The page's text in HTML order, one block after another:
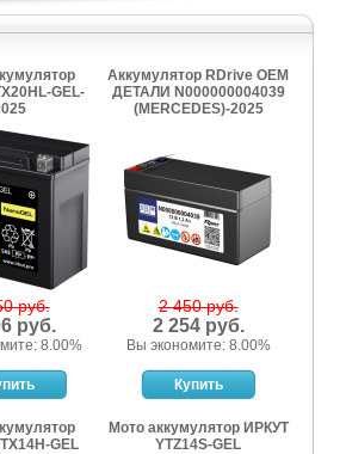
GEL-
руб.
руб.
8.00%
Аккумулятор RDrive OEM
ДЕТАЛИ N000000004039
(MERCEDES)-2025
2 450 руб.
2 254 руб.
Вы экономите: 8.00%
GEL
Мото аккумулятор ИРКУТ
YTZ14S-GEL